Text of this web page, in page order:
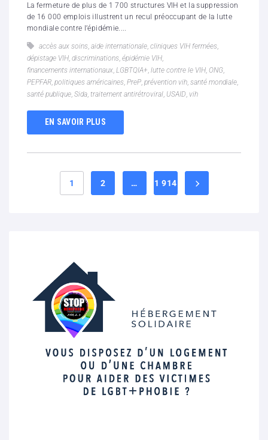
La fermeture de plus de 1 700 structures VIH et la suppression
de 16 000 emplois illustrent un recul préoccupant de la lutte
mondiale contre l’épidémie....
accès aux soins, aide internationale, cliniques VIH fermées,
dépistage VIH, discriminations, épidémie VIH,
financements internationaux, LGBTQIA+, lutte contre le VIH, ONG,
PEPFAR, politiques américaines, PreP, prévention vih, santé mondiale,
santé publique, Sida, traitement antirétroviral, USAID, vih
EN SAVOIR PLUS
1 2 … 1 914